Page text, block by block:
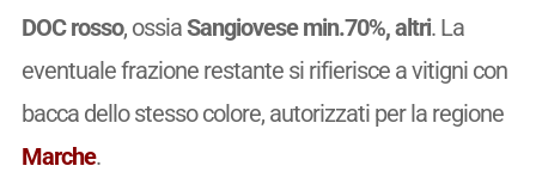
DOC rosso, ossiaSangiovese min.70%, altri. La
eventuale frazione restante si rifierisce a vitigni con
bacca dello stesso colore, autorizzati per la regione
Marche.